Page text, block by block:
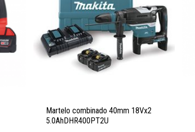
Martelo combinado 40mm 18Vx2
5.0AhDHR400PT2U